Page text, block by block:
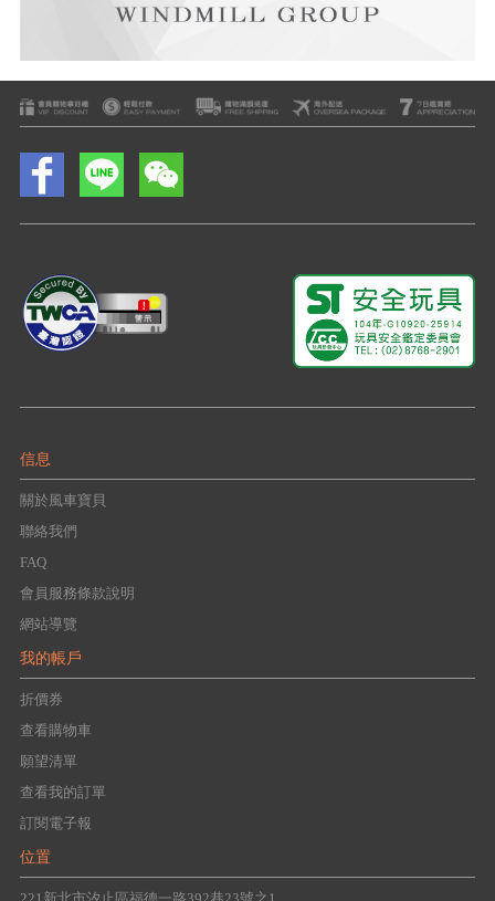
信息
關於風車寶貝
聯絡我們
FAQ
會員服務條款說明
網站導覽
我的帳戶
折價券
查看購物車
願望清單
查看我的訂單
訂閱電子報
位置